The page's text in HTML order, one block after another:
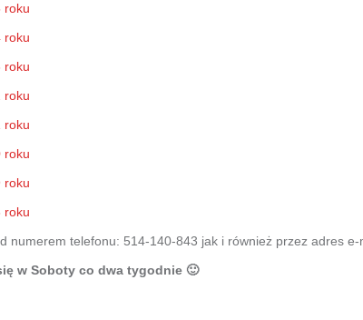
roku
roku
roku
roku
roku
roku
roku
roku
numerem telefonu: 514-140-843 jak i również przez adres
w Soboty co dwa tygodnie 🙂